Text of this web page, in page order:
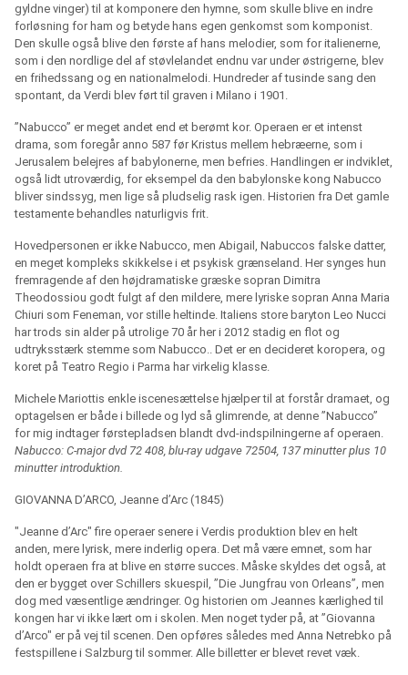
gyldne vinger) til at komponere den hymne, som skulle blive en indre
forløsning for ham og betyde hans egen genkomst som komponist.
Den skulle også blive den første af hans melodier, som for italienerne,
som i den nordlige del af støvlelandet endnu var under østrigerne, blev
en frihedssang og en nationalmelodi. Hundreder af tusinde sang den
spontant, da Verdi blev ført til graven i Milano i 1901.
”Nabucco” er meget andet end et berømt kor. Operaen er et intenst
drama, som foregår anno 587 før Kristus mellem hebræerne, som i
Jerusalem belejres af babylonerne, men befries. Handlingen er indviklet,
også lidt utroværdig, for eksempel da den babylonske kong Nabucco
bliver sindssyg, men lige så pludselig rask igen. Historien fra Det gamle
testamente behandles naturligvis frit.
Hovedpersonen er ikke Nabucco, men Abigail, Nabuccos falske datter,
en meget kompleks skikkelse i et psykisk grænseland. Her synges hun
fremragende af den højdramatiske græske sopran Dimitra
Theodossiou godt fulgt af den mildere, mere lyriske sopran Anna Maria
Chiuri som Feneman, vor stille heltinde. Italiens store baryton Leo Nucci
har trods sin alder på utrolige 70 år her i 2012 stadig en flot og
udtryksstærk stemme som Nabucco.. Det er en decideret koropera, og
koret på Teatro Regio i Parma har virkelig klasse.
Michele Mariottis enkle iscenesættelse hjælper til at forstår dramaet, og
optagelsen er både i billede og lyd så glimrende, at denne ”Nabucco”
for mig indtager førstepladsen blandt dvd-indspilningerne af operaen.
Nabucco: C-major dvd 72 408, blu-ray udgave 72504, 137 minutter plus 10
minutter introduktion.
GIOVANNA D’ARCO, Jeanne d’Arc (1845)
"Jeanne d’Arc" fire operaer senere i Verdis produktion blev en helt
anden, mere lyrisk, mere inderlig opera. Det må være emnet, som har
holdt operaen fra at blive en større succes. Måske skyldes det også, at
den er bygget over Schillers skuespil, ”Die Jungfrau von Orleans”, men
dog med væsentlige ændringer. Og historien om Jeannes kærlighed til
kongen har vi ikke lært om i skolen. Men noget tyder på, at ”Giovanna
d’Arco" er på vej til scenen. Den opføres således med Anna Netrebko på
festspillene i Salzburg til sommer. Alle billetter er blevet revet væk.